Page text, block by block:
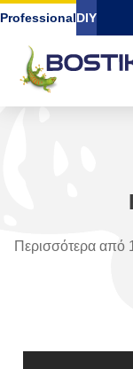
Go to content
ProfessionalDIY
Περισσότερα από